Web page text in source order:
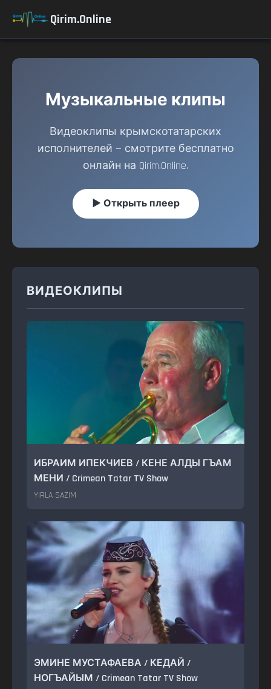
Qirim.Online
Музыкальные клипы
Видеоклипы крымскотатарских
исполнителей — смотрите бесплатно
онлайн на Qirim.Online.
▶ Открыть плеер
ВИДЕОКЛИПЫ
ИБРАИМ ИПЕКЧИЕВ / КЕНЕ АЛДЫ ГЪАМ
МЕНИ / Crimean Tatar TV Show
YIRLA SAZIM
ЭМИНЕ МУСТАФАЕВА / КЕДАЙ /
НОГЪАЙЫМ / Crimean Tatar TV Show